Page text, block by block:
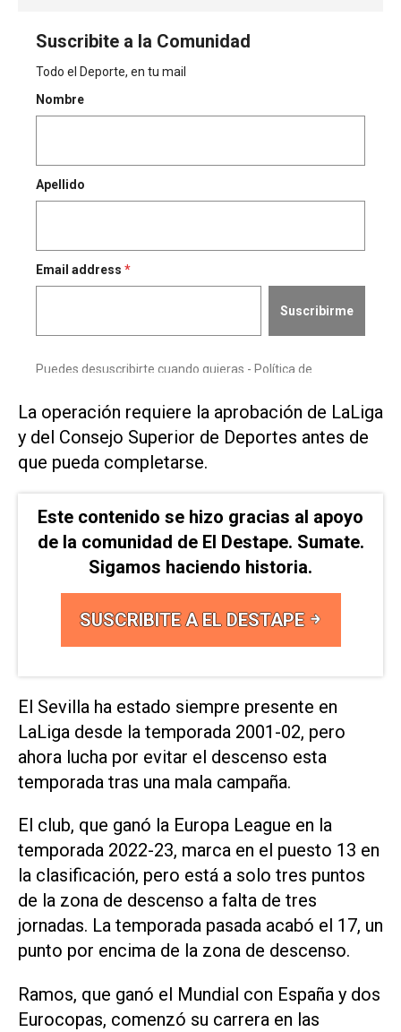
La ⁠operación requiere la aprobación de LaLiga
​y del Consejo Superior de ‌Deportes antes de
que ‌pueda completarse.
Este contenido se hizo gracias al apoyo
de la comunidad de El Destape. Sumate.
Sigamos haciendo historia.
SUSCRIBITE A EL DESTAPE
El Sevilla ha estado siempre ⁠presente en
LaLiga desde la temporada 2001-02, pero
ahora lucha por evitar el descenso esta
temporada tras una mala ​campaña.
El club, ‌que ganó la Europa League en la
temporada 2022-23, marca en el puesto 13 en
la clasificación, pero está a solo tres puntos
⁠de la zona de descenso a falta de tres
jornadas. La temporada pasada acabó el 17, un
punto por encima de la zona de descenso.
Ramos, que ganó el Mundial con España y dos
Eurocopas, comenzó su carrera ‌en las